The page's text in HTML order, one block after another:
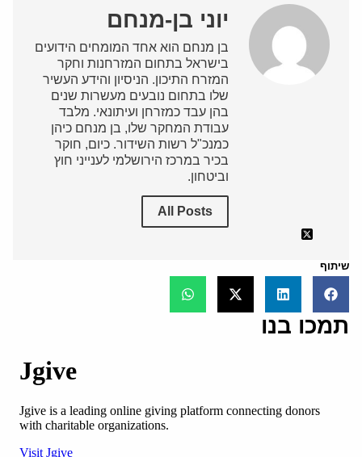
יוני בן-מנחם
בן מנחם הוא אחד המומחים הידועים
בישראל בתחום המזרחנות וחקר
המזרח התיכון. הניסיון והידע העשיר
שלו בתחום נובעים מעשרות שנים
בהן עבד כמזרחן ועיתונאי. מלבד
עבודת המחקר שלו, בן מנחם כיהן
כמנכ"ל רשות השידור. כיום, חוקר
בכיר במרכז הירושלמי לענייני חוץ
וביטחון.
All Posts
שיתוף
תמכו בנו